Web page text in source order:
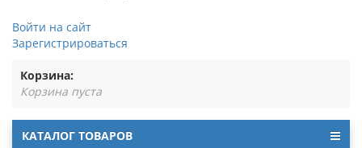
Войти на сайт
Зарегистрироваться
Корзина:
Корзина пуста
КАТАЛОГ ТОВАРОВ